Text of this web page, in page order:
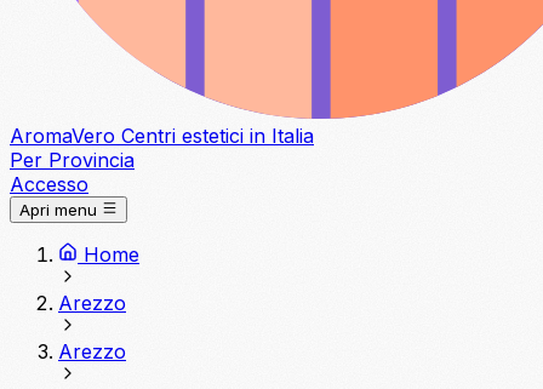
AromaVero Centri estetici in Italia
Per Provincia
Accesso
Apri menu
Home
Arezzo
Arezzo